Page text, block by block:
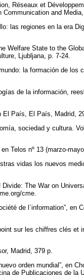
Réseaux et
and
las regiones en la era
Welfare State to the
Ljubljana, p. 7-24.
la formación de los
de la información,
El País, El País, Madrid,
sociedad y cultura.
Telos nº 13 (marzo-
vidas los nuevos
The War on
cme.
de l´information”, en
sur les chiffres clés et
Madrid, 379 p.
orden mundial”, en
de Publicaciones de la